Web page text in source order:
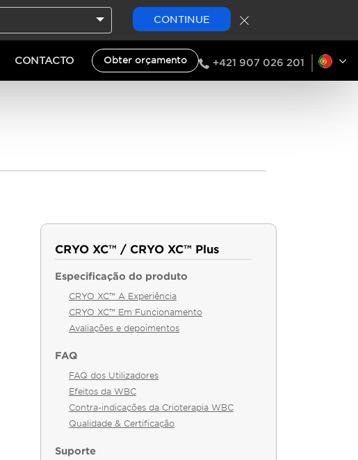
CONTINUE
CONTACTO Obter orçamento +421 907 026 201
CRYO XC™ / CRYO XC™ Plus
Especificação do produto
CRYO XC™ A Experiência
CRYO XC™ Em Funcionamento
Avaliações e depoimentos
FAQ
FAQ dos Utilizadores
Efeitos da WBC
Contra-indicações da Crioterapia WBC
Qualidade & Certificação
Suporte